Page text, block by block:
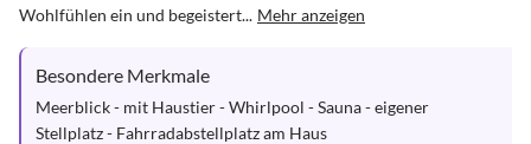
Wohlfühlen ein und begeistert... Mehr anzeigen
Besondere Merkmale
Meerblick - mit Haustier - Whirlpool - Sauna - eigener
Stellplatz - Fahrradabstellplatz am Haus